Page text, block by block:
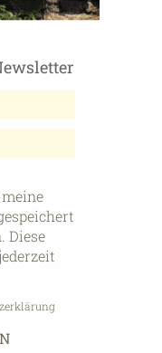
Diese